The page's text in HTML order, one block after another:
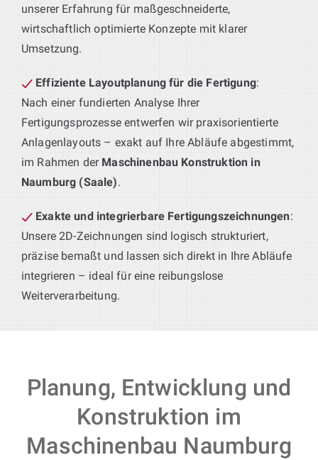
unserer Erfahrung für maßgeschneiderte,
wirtschaftlich optimierte Konzepte mit klarer
Umsetzung.
Effiziente Layoutplanung für die Fertigung:
Nach einer fundierten Analyse Ihrer
Fertigungsprozesse entwerfen wir praxisorientierte
Anlagenlayouts – exakt auf Ihre Abläufe abgestimmt,
im Rahmen der Maschinenbau Konstruktion in
Naumburg (Saale).
Exakte und integrierbare Fertigungszeichnungen:
Unsere 2D-Zeichnungen sind logisch strukturiert,
präzise bemaßt und lassen sich direkt in Ihre Abläufe
integrieren – ideal für eine reibungslose
Weiterverarbeitung.
Planung, Entwicklung und
Konstruktion im
Maschinenbau Naumburg